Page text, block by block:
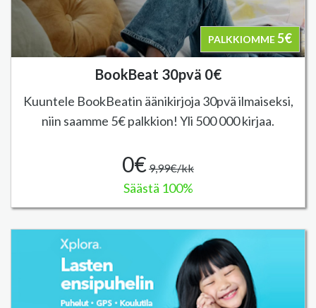
PALKKIOMME5€
BookBeat 30pvä 0€
Kuuntele BookBeatin äänikirjoja 30pvä ilmaiseksi,
niin saamme 5€ palkkion! Yli 500 000 kirjaa.
0€ 9,99€/kk
Säästä 100%